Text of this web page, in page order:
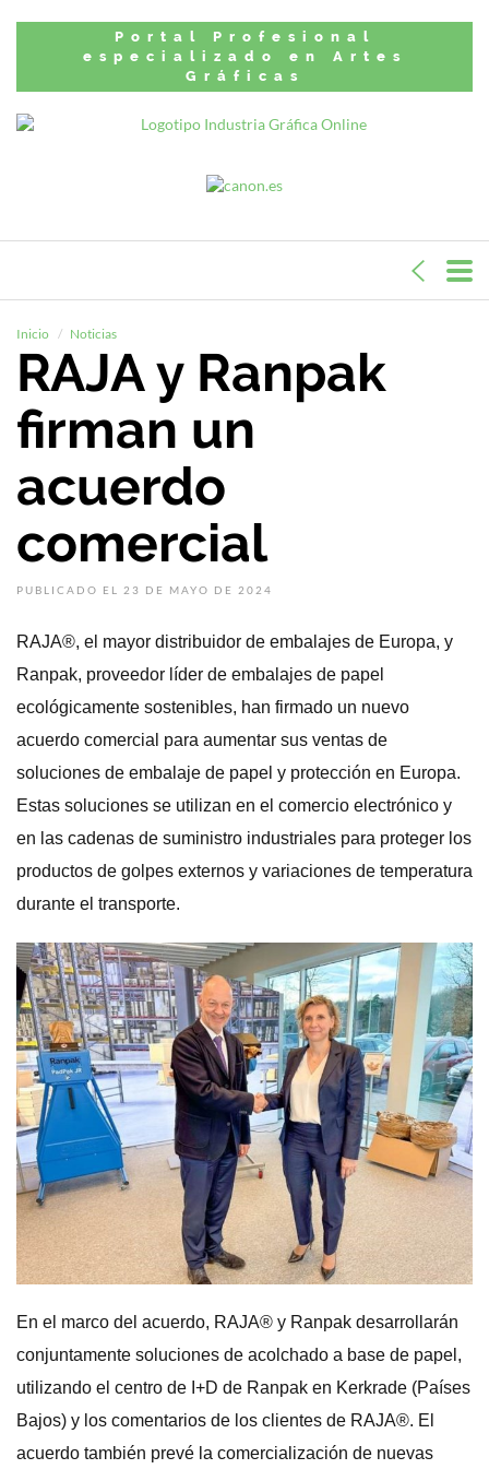
Portal Profesional
especializado en Artes
Gráficas
Inicio Noticias
RAJA y Ranpak
firman un
acuerdo
comercial
PUBLICADO EL 23 DE MAYO DE 2024
RAJA®, el mayor distribuidor de embalajes de Europa, y
Ranpak, proveedor líder de embalajes de papel
ecológicamente sostenibles, han firmado un nuevo
acuerdo comercial para aumentar sus ventas de
soluciones de embalaje de papel y protección en Europa.
Estas soluciones se utilizan en el comercio electrónico y
en las cadenas de suministro industriales para proteger los
productos de golpes externos y variaciones de temperatura
durante el transporte.
En el marco del acuerdo, RAJA® y Ranpak desarrollarán
conjuntamente soluciones de acolchado a base de papel,
utilizando el centro de I+D de Ranpak en Kerkrade (Países
Bajos) y los comentarios de los clientes de RAJA®. El
acuerdo también prevé la comercialización de nuevas